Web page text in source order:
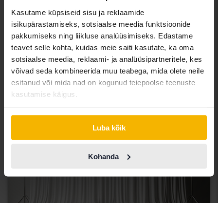
Kasutame küpsiseid sisu ja reklaamide
isikupärastamiseks, sotsiaalse meedia funktsioonide
pakkumiseks ning liikluse analüüsimiseks. Edastame
teavet selle kohta, kuidas meie saiti kasutate, ka oma
sotsiaalse meedia, reklaami- ja analüüsipartneritele, kes
võivad seda kombineerida muu teabega, mida olete neile
esitanud või mida nad on kogunud teiepoolse teenuste
kasutamise käigus.
Luba kõik
Kohanda
Nissan Qashqai
1.2 DIG-T
2018
83 590 km
Bensiin
Åkersberga (Runö)
Alghind: 82 000 SEK
Koos rahastamisega 699 SEK/kuu